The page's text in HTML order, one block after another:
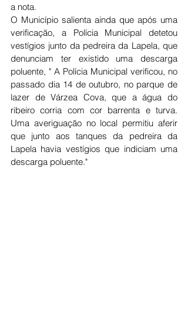
a nota.
O Município salienta ainda que após uma
verificação, a Polícia Municipal detetou
vestígios junto da pedreira da Lapela, que
denunciam ter existido uma descarga
poluente, " A Polícia Municipal verificou, no
passado dia 14 de outubro, no parque de
lazer de Várzea Cova, que a água do
ribeiro corria com cor barrenta e turva.
Uma averiguação no local permitiu aferir
que junto aos tanques da pedreira da
Lapela havia vestígios que indiciam uma
descarga poluente."